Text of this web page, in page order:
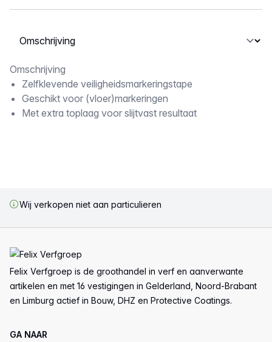
Selecteer een tabblad
Omschrijving
Omschrijving
Zelfklevende veiligheidsmarkeringstape
Geschikt voor (vloer)markeringen
Met extra toplaag voor slijtvast resultaat
Wij verkopen niet aan particulieren
Felix Verfgroep is de groothandel in verf en aanverwante
artikelen en met 16 vestigingen in Gelderland, Noord-Brabant
en Limburg actief in Bouw, DHZ en Protective Coatings.
GA NAAR